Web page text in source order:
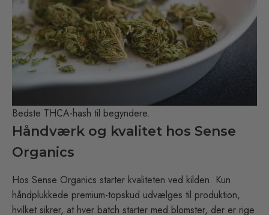
Bedste THCA-hash til begyndere.
Håndværk og kvalitet hos Sense
Organics
Hos Sense Organics starter kvaliteten ved kilden. Kun
håndplukkede premium-topskud udvælges til produktion,
hvilket sikrer, at hver batch starter med blomster, der er rige